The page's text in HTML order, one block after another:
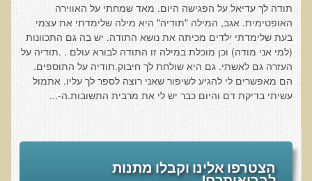
שאלות ותשובות מסדנת חילוף חומרים
רכישת סדנת האבחון הקליני והטיפול בבעיות של חילוף חומרים
מחלות כלי דם ולב
רכישת סדנת מחלות כלי דם ולב
הקרינה והשדות האלקטרומגנטיים
רכישת סדנת בלוטת התריס ומערכת התריס
תודה לך עדיאל על הפגישה היום. מאד שמחתי על האווירה
האופטימית. אגב, המילה "תודיה" היא מילה שלימדתי את עצמי
בעת שלימדתי ילדים מכיתה את נושא התודה. יש בה גם התכוונות
(למי אני מודה) וכן מוכלת במילה זו התודה לבורא עולם . .תודיה על
העזרה גם לאשתי. גם היא שולחת לך חיבוק.תודיה על התוספים.
הם מאפשרים לי להגיע לשיפור שאני רוצה לספר לך עליו. אתמול
עשיתי בדיקת דם והיום כבר יש לי את מרבית התשובות.ה-...
הצטרפו אלינו וקבלו מתנות